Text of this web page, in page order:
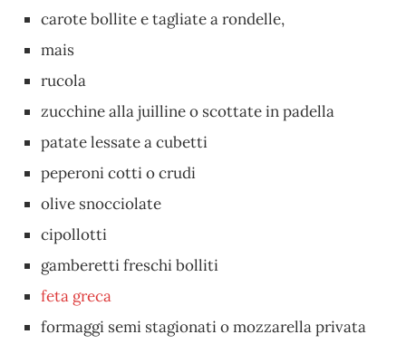
carote bollite e tagliate a rondelle,
mais
rucola
zucchine alla juilline o scottate in padella
patate lessate a cubetti
peperoni cotti o crudi
olive snocciolate
cipollotti
gamberetti freschi bolliti
feta greca
formaggi semi stagionati o mozzarella privata